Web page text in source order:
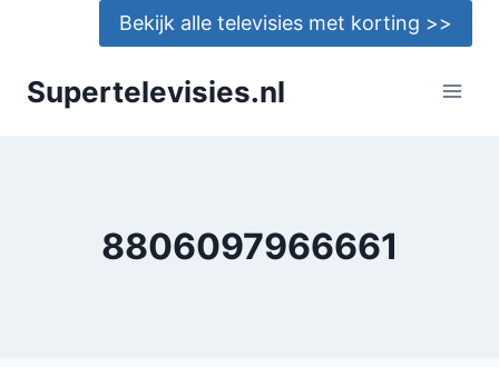
Bekijk alle televisies met korting >>
Supertelevisies.nl
8806097966661